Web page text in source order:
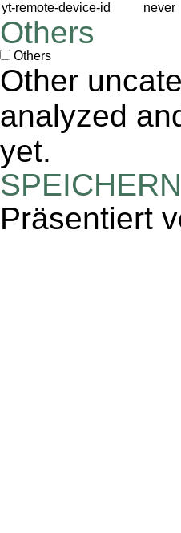
yt-remote-device-id
never
Others
Others
Other
analyzed
yet.
Präsentiert